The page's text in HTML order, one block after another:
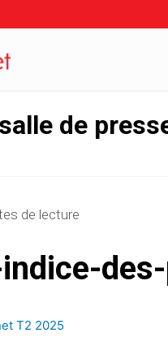
de
de lecture
T2 2025